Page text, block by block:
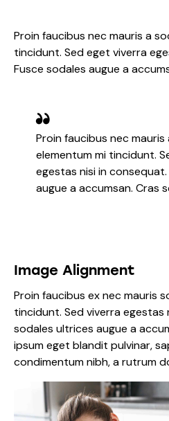
Proin faucibus nec mauris a
tincidunt. Sed eget viverra
Fusce sodales augue a
Proin faucibus nec mauris
elementum mi tincidunt.
egestas nisi in
augue a accumsan. Cras
Image Alignment
Proin faucibus ex nec mauris
tincidunt. Sed viverra egestas
sodales ultrices augue a
ipsum eget blandit pulvinar,
condimentum nibh, a rutrum